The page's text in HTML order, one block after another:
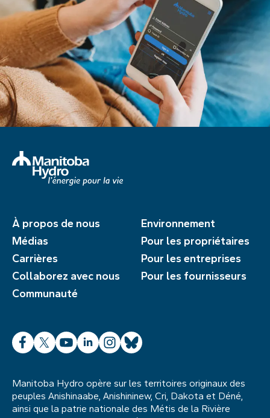
À propos de nous
Médias
Carrières
Collaborez avec nous
Communauté
Environnement
Pour les propriétaires
Pour les entreprises
Pour les fournisseurs
Facebook
X YouTube
LinkedInInstagram
Bluesky
Manitoba Hydro opère sur les territoires originaux des
peuples Anishinaabe, Anishininew, Cri, Dakota et Déné,
ainsi que la patrie nationale des Métis de la Rivière